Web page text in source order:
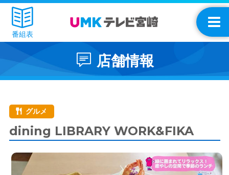
番組表
店舗情報
グルメ
dining LIBRARY WORK&FIKA